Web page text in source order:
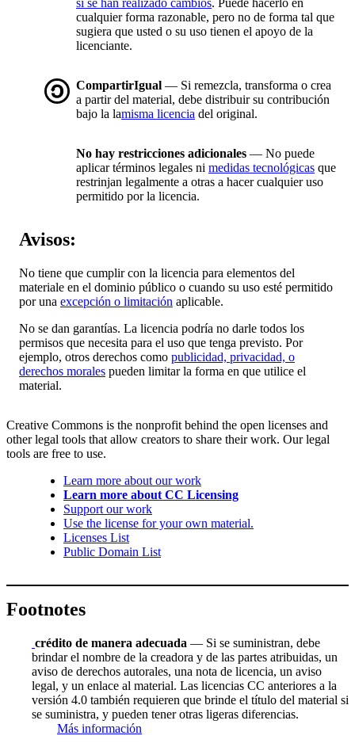
si se han realizado cambios. Puede hacerlo en
cualquier forma razonable, pero no de forma tal que
sugiera que usted o su uso tienen el apoyo de la
licenciante.
CompartirIgual — Si remezcla, transforma o crea
a partir del material, debe distribuir su contribución
bajo la lamisma licencia del original.
No hay restricciones adicionales — No puede
aplicar términos legales ni medidas tecnológicas que
restrinjan legalmente a otras a hacer cualquier uso
permitido por la licencia.
Avisos:
No tiene que cumplir con la licencia para elementos del
materiale en el dominio público o cuando su uso esté permitido
por una excepción o limitación aplicable.
No se dan garantías. La licencia podría no darle todos los
permisos que necesita para el uso que tenga previsto. Por
ejemplo, otros derechos como publicidad, privacidad, o
derechos morales pueden limitar la forma en que utilice el
material.
Creative Commons is the nonprofit behind the open licenses and
other legal tools that allow creators to share their work. Our legal
tools are free to use.
Learn more about our work
Learn more about CC Licensing
Support our work
Use the license for your own material.
Licenses List
Public Domain List
Footnotes
crédito de manera adecuada — Si se suministran, debe
brindar el nombre de la creadora y de las partes atribuidas, un
aviso de derechos autorales, una nota de licencia, un aviso
legal, y un enlace al material. Las licencias CC anteriores a la
versión 4.0 también requieren que brinde el título del material si
se suministra, y pueden tener otras ligeras diferencias.
Más información